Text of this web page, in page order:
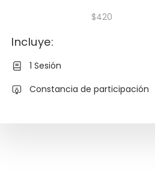
$420
Incluye:
1 Sesión
Constancia de participación